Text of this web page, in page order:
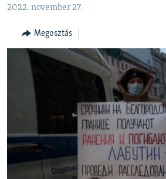
NER15
SZABADON
TÁRSADALOM
DEMOKRÁCIA
A PÉNZ NYOMÁBAN
EURÓPAI UNIÓ
VILÁG
KLÍMAVÁLTOZÁS
2022. november 27.
Megosztás